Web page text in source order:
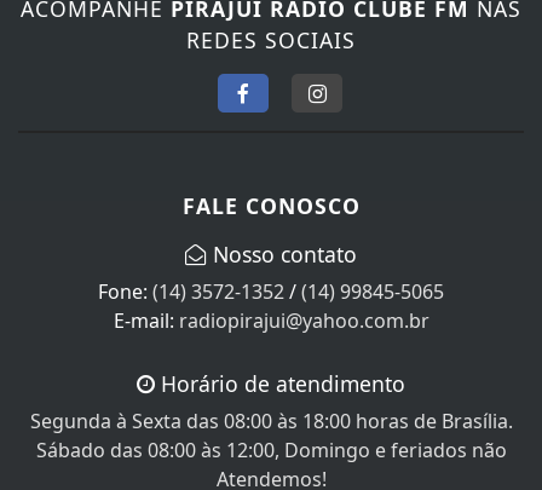
REDES SOCIAIS
(14) 3572-1352/(14) 99845-5065
E-mail:radiopirajui@yahoo.com.br
Segunda à Sexta das 08:00 às 18:00 horas de Brasília.
Sábado das 08:00 às 12:00, Domingo e feriados não
Atendemos!